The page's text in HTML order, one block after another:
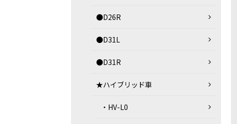
●D26R
●D31L
●D31R
★ハイブリッド車
・HV-L0